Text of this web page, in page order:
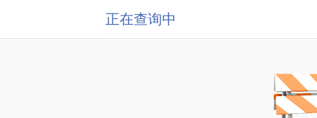
正在查询中